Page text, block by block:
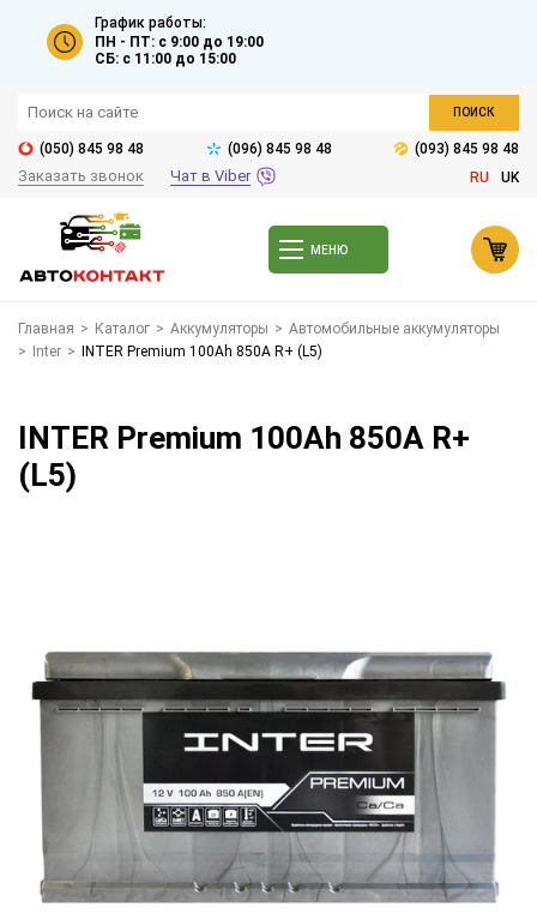
График работы:
ПН - ПТ: с 9:00 до 19:00
СБ: с 11:00 до 15:00
ПОИСК
(050) 845 98 48 (096) 845 98 48 (093) 845 98 48
Заказать звонок Чат в Viber RU UK
МЕНЮ
Главная > Каталог > Аккумуляторы > Автомобильные аккумуляторы
>
Inter > INTER Premium 100Ah 850A R+ (L5)
INTER Premium 100Ah 850A R+
(L5)